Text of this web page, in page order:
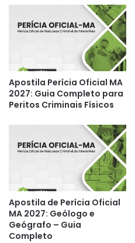
Apostila Perícia Oficial MA
2027: Guia Completo para
Peritos Criminais Físicos
Apostila de Perícia Oficial
MA 2027: Geólogo e
Geógrafo – Guia
Completo